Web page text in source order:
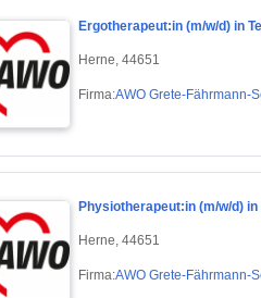
Ergotherapeut:in (m/w/d) in
Herne, 44651
Firma:AWO Grete-Fährmann-
Physiotherapeut:in (m/w/d)
Herne, 44651
Firma:AWO Grete-Fährmann-